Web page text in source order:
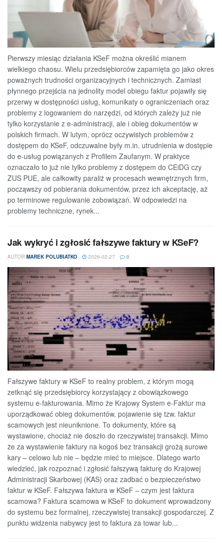
Pierwszy miesiąc działania KSeF można określić mianem
wielkiego chaosu. Wielu przedsiębiorców zapamięta go jako okres
poważnych trudności organizacyjnych i technicznych. Zamiast
płynnego przejścia na jednolity model obiegu faktur pojawiły się
przerwy w dostępności usług, komunikaty o ograniczeniach oraz
problemy z logowaniem do narzędzi, od których zależy już nie
tylko korzystanie z e-administracji, ale i obieg dokumentów w
polskich firmach. W lutym, oprócz oczywistych problemów z
dostępem do KSeF, odczuwalne były m.in. utrudnienia w dostępie
do e-usług powiązanych z Profilem Zaufanym. W praktyce
oznaczało to już nie tylko problemy z dostępem do CEiDG czy
ZUS PUE, ale całkowity paraliż w procesach wewnętrznych firm,
począwszy od pobierania dokumentów, przez ich akceptację, aż
po terminowe regulowanie zobowiązań. W odpowiedzi na
problemy techniczne, rynek...
Jak wykryć i zgłosić fałszywe faktury w KSeF?
AUTOR MAREK POLUBIATKO 2026-02-27 0
Fałszywe faktury w KSeF to realny problem, z którym mogą
zetknąć się przedsiębiorcy korzystający z obowiązkowego
systemu e-fakturowania. Mimo że Krajowy System e-Faktur ma
uporządkować obieg dokumentów, pojawienie się tzw. faktur
scamowych jest nieuniknione. To dokumenty, które są
wystawione, chociaż nie doszło do rzeczywistej transakcji. Mimo
że za wystawienie faktury na kogoś bez transakcji grożą surowe
kary – celowo lub nie – będzie mieć to miejsce. Dlatego warto
wiedzieć, jak rozpoznać i zgłosić fałszywą fakturę do Krajowej
Administracji Skarbowej (KAS) oraz zadbać o bezpieczeństwo
faktur w KSeF. Fałszywa faktura w KSeF – czym jest faktura
scamowa? Faktura scamowa w KSeF to dokument wprowadzony
do systemu bez formalnej, rzeczywistej transakcji gospodarczej. Z
punktu widzenia nabywcy jest to faktura za towar lub...